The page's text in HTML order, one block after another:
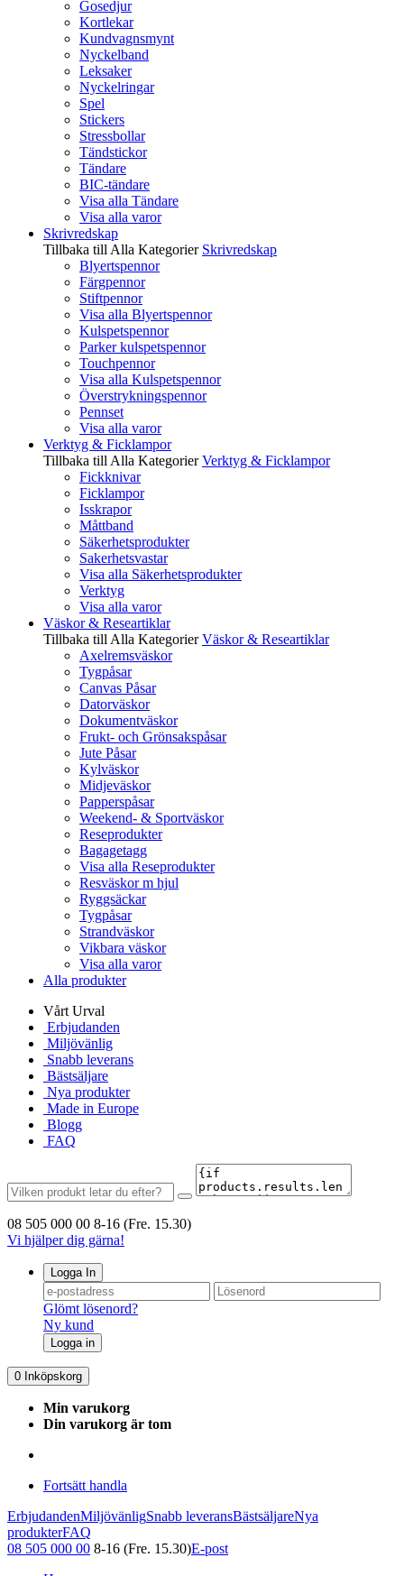
Gosedjur
Kortlekar
Kundvagnsmynt
Nyckelband
Leksaker
Nyckelringar
Spel
Stickers
Stressbollar
Tändstickor
Tändare
BIC-tändare
Visa alla Tändare
Visa alla varor
Skrivredskap
Tillbaka till Alla Kategorier Skrivredskap
Blyertspennor
Färgpennor
Stiftpennor
Visa alla Blyertspennor
Kulspetspennor
Parker kulspetspennor
Touchpennor
Visa alla Kulspetspennor
Överstrykningspennor
Pennset
Visa alla varor
Verktyg & Ficklampor
Tillbaka till Alla Kategorier Verktyg & Ficklampor
Fickknivar
Ficklampor
Isskrapor
Måttband
Säkerhetsprodukter
Sakerhetsvastar
Visa alla Säkerhetsprodukter
Verktyg
Visa alla varor
Väskor & Researtiklar
Tillbaka till Alla Kategorier Väskor & Researtiklar
Axelremsväskor
Tygpåsar
Canvas Påsar
Datorväskor
Dokumentväskor
Frukt- och Grönsakspåsar
Jute Påsar
Kylväskor
Midjeväskor
Papperspåsar
Weekend- & Sportväskor
Reseprodukter
Bagagetagg
Visa alla Reseprodukter
Resväskor m hjul
Ryggsäckar
Tygpåsar
Strandväskor
Vikbara väskor
Visa alla varor
Alla produkter
Vårt Urval
Erbjudanden
Miljövänlig
Snabb leverans
Bästsäljare
Nya produkter
Made in Europe
Blogg
FAQ
08 505 000 00 8-16 (Fre. 15.30)
Vi hjälper dig gärna!
Logga In
Glömt lösenord?
Ny kund
Logga in
0 Inköpskorg
Min varukorg
Din varukorg är tom
Fortsätt handla
ErbjudandenMiljövänligSnabb leveransBästsäljareNya
produkterFAQ
08 505 000 00 8-16 (Fre. 15.30)E-post